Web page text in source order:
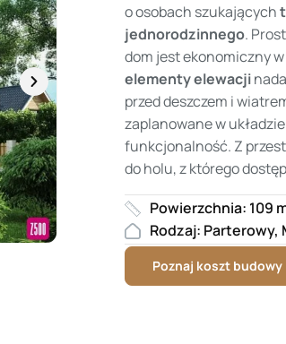
o osobach szukających
jednorodzinnego.
dom jest ekonomiczny
elementy elewacji
przed deszczem i
zaplanowane w
funkcjonalność. Z
do holu, z którego
Powierzchnia: 109
Rodzaj: Parterowy,
Poznaj koszt budowy